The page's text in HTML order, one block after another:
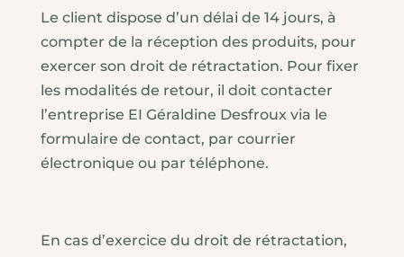
Le client dispose d’un délai de 14 jours, à
compter de la réception des produits, pour
exercer son droit de rétractation. Pour fixer
les modalités de retour, il doit contacter
l’entreprise EI Géraldine Desfroux via le
formulaire de contact, par courrier
électronique ou par téléphone.
En cas d’exercice du droit de rétractation,